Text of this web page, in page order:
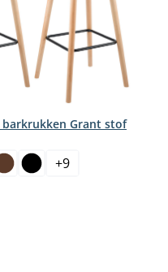
barkrukken Grant stof
+9